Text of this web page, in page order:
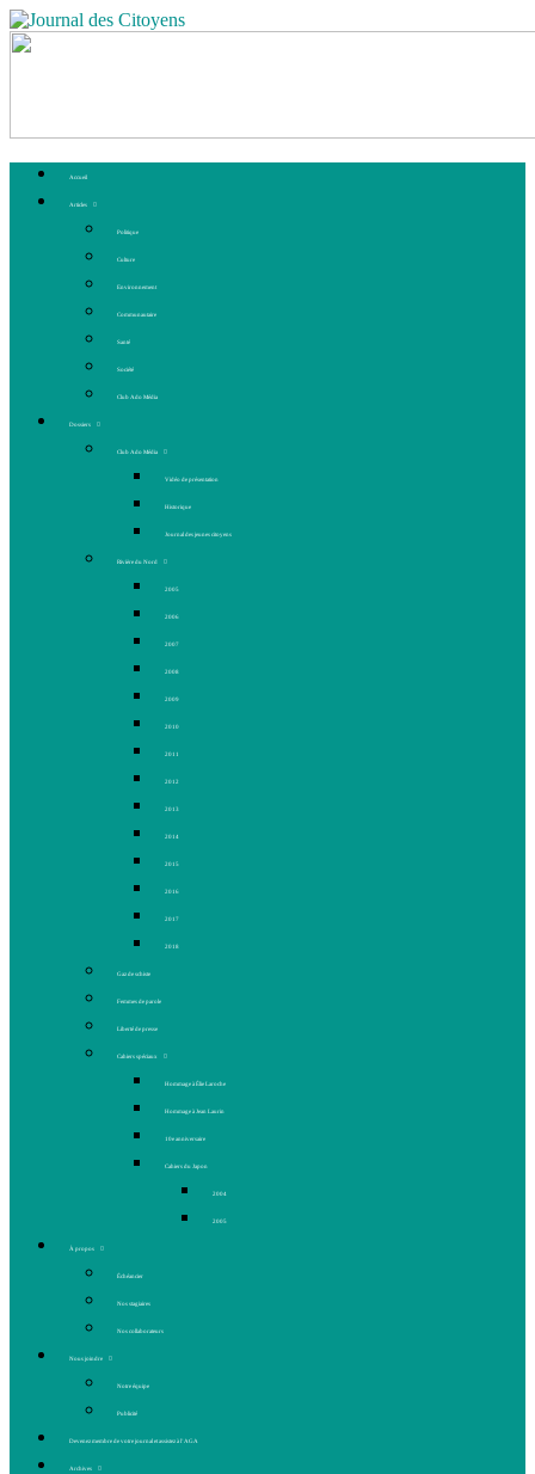
Accueil
Articles
Politique
Culture
Environnement
Communautaire
Santé
Société
Club Ado Média
Dossiers
Club Ado Média
Vidéo de présentation
Historique
Journal des jeunes citoyens
Rivière du Nord
2005
2006
2007
2008
2009
2010
2011
2012
2013
2014
2015
2016
2017
2018
Gaz de schiste
Femmes de parole
Liberté de presse
Cahiers spéciaux
Hommage à Élie Laroche
Hommage à Jean Laurin
10e anniversaire
Cahiers du Japon
2004
2005
À propos
Échéancier
Nos stagiaires
Nos collaborateurs
Nous joindre
Notre équipe
Publicité
Devenez membre de votre journal et assistez à l’AGA
Archives